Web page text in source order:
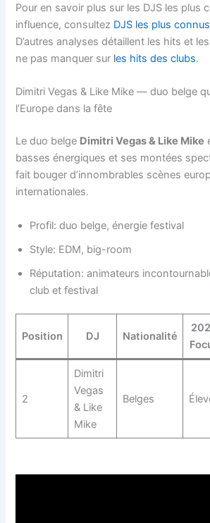
Pour en savoir plus sur les DJS les plus
influence, consultez DJS les plus
D’autres analyses détaillent les hits et
ne pas manquer sur les hits des clubs.
Dimitri Vegas & Like Mike — duo belge
l’Europe dans la fête
Le duo belge Dimitri Vegas & Like Mike
basses énergiques et ses montées
fait bouger d’innombrables scènes
internationales.
Profil: duo belge, énergie festival
Style: EDM, big-room
Réputation: animateurs
club et festival
Position DJ Nationalité
2
Dimitri
Vegas
& Like
Mike
Belges